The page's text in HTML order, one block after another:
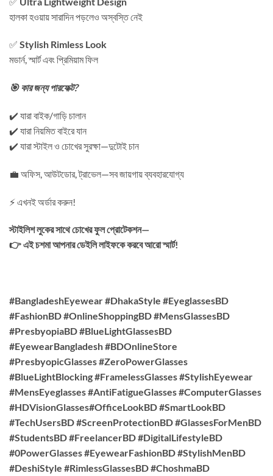
হালকা হওয়ায় সারাদিন পড়লেও অস্বস্তি নেই
✅ Stylish Rimless Look
মডার্ন, স্মার্ট এবং প্রিমিয়াম ফিল
🎯 কার জন্য পারফেক্ট?
✔️ যারা বাইক/গাড়ি চালান
✔️ যারা নিয়মিত বাইরে যান
✔️ যারা স্টাইল ও চোখের সুরক্ষা—দুটোই চান
💼 অফিস, আউটডোর, ট্রাভেল—সব জায়গায় ব্যবহারযোগ্য
⚡ এখনই অর্ডার করুন!
স্টাইলিশ লুকের সাথে চোখের ফুল প্রোটেকশন—
👉 এই চশমা আপনার ডেইলি লাইফকে করবে আরো স্মার্ট!
#BangladeshEyewear #DhakaStyle #EyeglassesBD
#FashionBD #OnlineShoppingBD #MensGlassesBD
#PresbyopiaBD #BlueLightGlassesBD
#EyewearBangladesh #BDOnlineStore
#PresbyopicGlasses #ZeroPowerGlasses
#BlueLightBlocking #FramelessGlasses #StylishEyewear
#MensEyeglasses #AntiFatigueGlasses #ComputerGlasses
#HDVisionGlasses#OfficeLookBD #SmartLookBD
#TechUsersBD #ScreenProtectionBD #GlassesForMenBD
#StudentsBD #FreelancerBD #DigitalLifestyleBD
#0PowerGlasses #EyewearFashionBD #StylishMenBD
#DeshiStyle #RimlessGlassesBD #ChoshmaBD